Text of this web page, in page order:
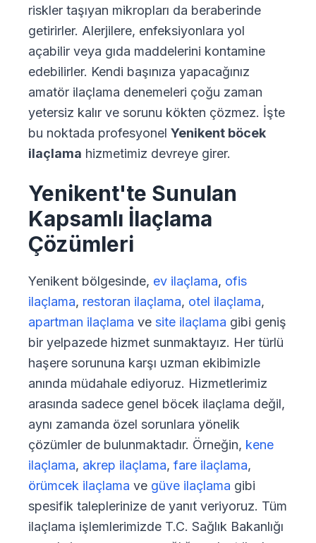
riskler taşıyan mikropları da beraberinde
getirirler. Alerjilere, enfeksiyonlara yol
açabilir veya gıda maddelerini kontamine
edebilirler. Kendi başınıza yapacağınız
amatör ilaçlama denemeleri çoğu zaman
yetersiz kalır ve sorunu kökten çözmez. İşte
bu noktada profesyonel Yenikent böcek
ilaçlama hizmetimiz devreye girer.
Yenikent'te Sunulan
Kapsamlı İlaçlama
Çözümleri
Yenikent bölgesinde, ev ilaçlama, ofis
ilaçlama, restoran ilaçlama, otel ilaçlama,
apartman ilaçlama ve site ilaçlama gibi geniş
bir yelpazede hizmet sunmaktayız. Her türlü
haşere sorununa karşı uzman ekibimizle
anında müdahale ediyoruz. Hizmetlerimiz
arasında sadece genel böcek ilaçlama değil,
aynı zamanda özel sorunlara yönelik
çözümler de bulunmaktadır. Örneğin, kene
ilaçlama, akrep ilaçlama, fare ilaçlama,
örümcek ilaçlama ve güve ilaçlama gibi
spesifik taleplerinize de yanıt veriyoruz. Tüm
ilaçlama işlemlerimizde T.C. Sağlık Bakanlığı